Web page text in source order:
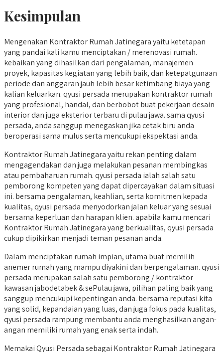
Kesimpulan
Mengenakan Kontraktor Rumah Jatinegara yaitu ketetapan
yang pandai kali kamu menciptakan / merenovasi rumah.
kebaikan yang dihasilkan dari pengalaman, manajemen
proyek, kapasitas kegiatan yang lebih baik, dan ketepatgunaan
periode dan anggaran jauh lebih besar ketimbang biaya yang
kalian keluarkan. qyusi persada merupakan kontraktor rumah
yang profesional, handal, dan berbobot buat pekerjaan desain
interior dan juga eksterior terbaru di pulau jawa. sama qyusi
persada, anda sanggup menegaskan jika cetak biru anda
beroperasi sama mulus serta mencukupi ekspektasi anda.
Kontraktor Rumah Jatinegara yaitu rekan penting dalam
mengagendakan dan juga melakukan pesanan membingkas
atau pembaharuan rumah. qyusi persada ialah salah satu
pemborong kompeten yang dapat dipercayakan dalam situasi
ini. bersama pengalaman, keahlian, serta komitmen kepada
kualitas, qyusi persada menyodorkan jalan keluar yang sesuai
bersama keperluan dan harapan klien. apabila kamu mencari
Kontraktor Rumah Jatinegara yang berkualitas, qyusi persada
cukup dipikirkan menjadi teman pesanan anda.
Dalam menciptakan rumah impian, utama buat memilih
anemer rumah yang mampu diyakini dan berpengalaman. qyusi
persada merupakan salah satu pemborong / kontraktor
kawasan jabodetabek & sePulau jawa, pilihan paling baik yang
sanggup mencukupi kepentingan anda. bersama reputasi kita
yang solid, kepandaian yang luas, dan juga fokus pada kualitas,
qyusi persada rampung membantu anda menghasilkan angan-
angan memiliki rumah yang enak serta indah.
Memakai Qyusi Persada sebagai Kontraktor Rumah Jatinegara